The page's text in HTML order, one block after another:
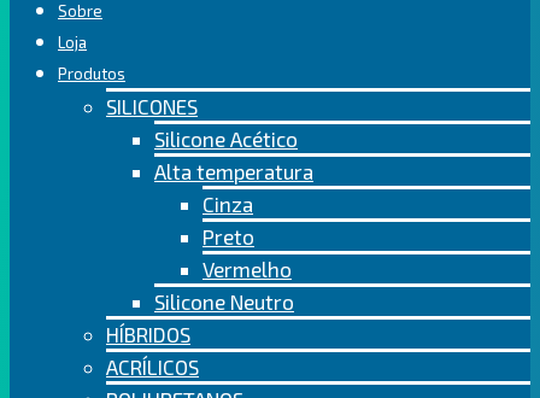
Sobre
Loja
Produtos
SILICONES
Silicone Acético
Alta temperatura
Cinza
Preto
Vermelho
Silicone Neutro
HÍBRIDOS
ACRÍLICOS